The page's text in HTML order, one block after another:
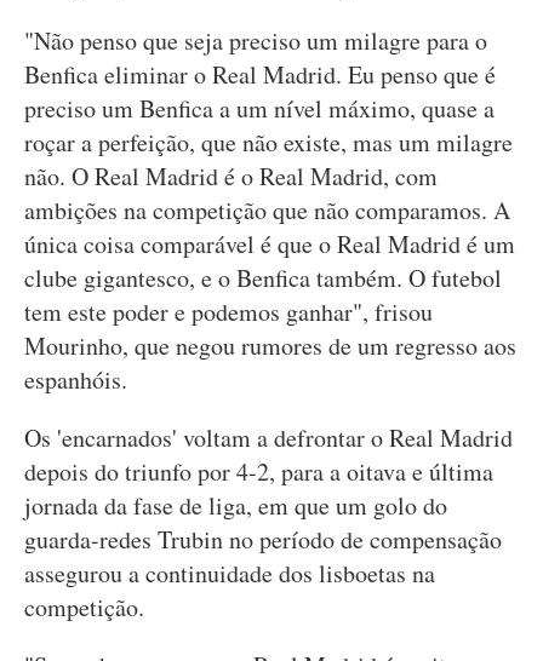
"Não penso que seja preciso um milagre para o
Benfica eliminar o Real Madrid. Eu penso que é
preciso um Benfica a um nível máximo, quase a
roçar a perfeição, que não existe, mas um milagre
não. O Real Madrid é o Real Madrid, com
ambições na competição que não comparamos. A
única coisa comparável é que o Real Madrid é um
clube gigantesco, e o Benfica também. O futebol
tem este poder e podemos ganhar", frisou
Mourinho, que negou rumores de um regresso aos
espanhóis.
Os 'encarnados' voltam a defrontar o Real Madrid
depois do triunfo por 4-2, para a oitava e última
jornada da fase de liga, em que um golo do
guarda-redes Trubin no período de compensação
assegurou a continuidade dos lisboetas na
competição.